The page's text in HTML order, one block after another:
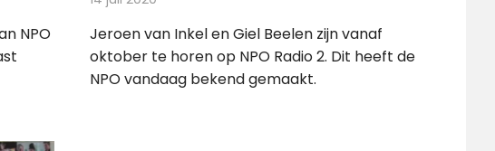
NPO
Jeroen van Inkel en Giel Beelen zijn vanaf
oktober te horen op NPO Radio 2. Dit heeft de
NPO vandaag bekend gemaakt.